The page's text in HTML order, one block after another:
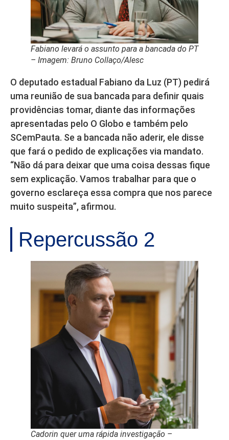
Fabiano levará o assunto para a bancada do PT
– Imagem: Bruno Collaço/Alesc
O deputado estadual Fabiano da Luz (PT) pedirá
uma reunião de sua bancada para definir quais
providências tomar, diante das informações
apresentadas pelo O Globo e também pelo
SCemPauta. Se a bancada não aderir, ele disse
que fará o pedido de explicações via mandato.
“Não dá para deixar que uma coisa dessas fique
sem explicação. Vamos trabalhar para que o
governo esclareça essa compra que nos parece
muito suspeita”, afirmou.
Repercussão 2
Cadorin quer uma rápida investigação –